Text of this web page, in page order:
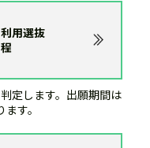
用選抜
定します。出願期間は
す。